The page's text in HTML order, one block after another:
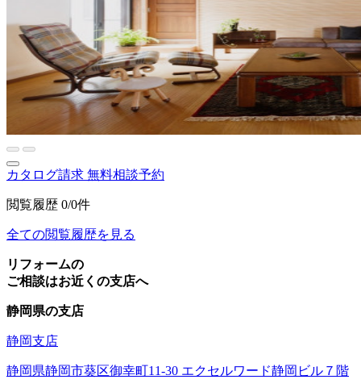
カタログ請求 無料相談予約
閲覧履歴 0/0件
全ての閲覧履歴を見る
リフォームの
ご相談はお近くの支店へ
静岡県の支店
静岡支店
静岡県静岡市葵区御幸町11-30 エクセルワード静岡ビル７階